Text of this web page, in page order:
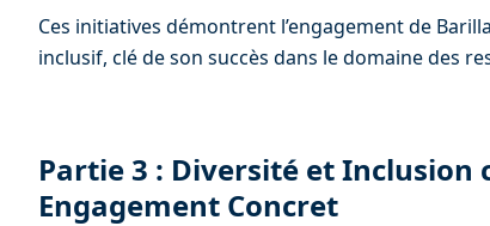
Ces initiatives démontrent l’engagement de
inclusif, clé de son succès dans le domaine des
Partie 3 : Diversité et Inclusion
Engagement Concret